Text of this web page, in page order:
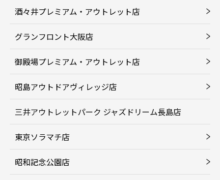
酒々井プレミアム・アウトレット店
グランフロント大阪店
御殿場プレミアム・アウトレット店
昭島アウトドアヴィレッジ店
三井アウトレットパーク ジャズドリーム長島店
東京ソラマチ店
昭和記念公園店